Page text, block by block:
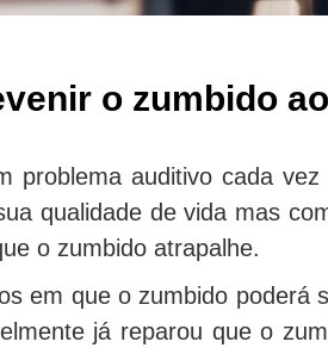
o zumbido
problema auditivo cada
qualidade de vida mas
o zumbido atrapalhe.
em que o zumbido poderá
já reparou que o